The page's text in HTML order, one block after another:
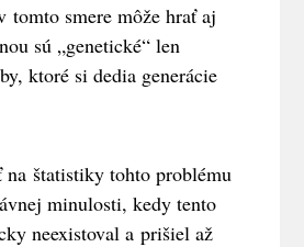
tomto smere môže hrať aj
sú „genetické“ len
ktoré si dedia generácie
na štatistiky tohto problému
minulosti, kedy tento
neexistoval a prišiel až